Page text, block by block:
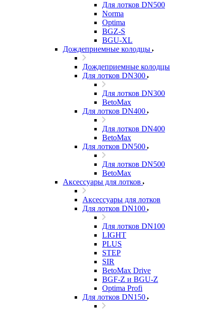
Для лотков DN500
Norma
Optima
BGZ-S
BGU-XL
Дождеприемные колодцы
Дождеприемные колодцы
Для лотков DN300
Для лотков DN300
BetoMax
Для лотков DN400
Для лотков DN400
BetoMax
Для лотков DN500
Для лотков DN500
BetoMax
Аксессуары для лотков
Аксессуары для лотков
Для лотков DN100
Для лотков DN100
LIGHT
PLUS
STEP
SIR
BetoMax Drive
BGF-Z и BGU-Z
Optima Profi
Для лотков DN150